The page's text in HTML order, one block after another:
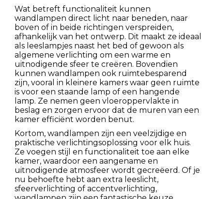
Wat betreft functionaliteit kunnen
wandlampen direct licht naar beneden, naar
boven of in beide richtingen verspreiden,
afhankelijk van het ontwerp. Dit maakt ze ideaal
als leeslampjes naast het bed of gewoon als
algemene verlichting om een warme en
uitnodigende sfeer te creëren. Bovendien
kunnen wandlampen ook ruimtebesparend
zijn, vooral in kleinere kamers waar geen ruimte
is voor een staande lamp of een hangende
lamp. Ze nemen geen vloeroppervlakte in
beslag en zorgen ervoor dat de muren van een
kamer efficiënt worden benut.
Kortom, wandlampen zijn een veelzijdige en
praktische verlichtingsoplossing voor elk huis.
Ze voegen stijl en functionaliteit toe aan elke
kamer, waardoor een aangename en
uitnodigende atmosfeer wordt gecreëerd. Of je
nu behoefte hebt aan extra leeslicht,
sfeerverlichting of accentverlichting,